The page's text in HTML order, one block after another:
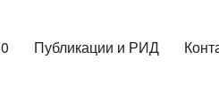
Публикации и РИД